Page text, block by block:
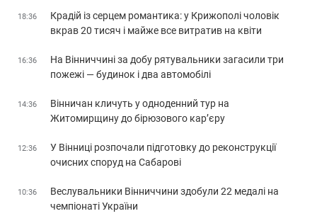
18:36
Крадій із серцем романтика: у Крижополі чоловік
вкрав 20 тисяч і майже все витратив на квіти
16:36
На Вінниччині за добу рятувальники загасили три
пожежі — будинок і два автомобілі
14:36
Вінничан кличуть у одноденний тур на
Житомирщину до бірюзового кар’єру
12:36
У Вінниці розпочали підготовку до реконструкції
очисних споруд на Сабарові
10:36
Веслувальники Вінниччини здобули 22 медалі на
чемпіонаті України